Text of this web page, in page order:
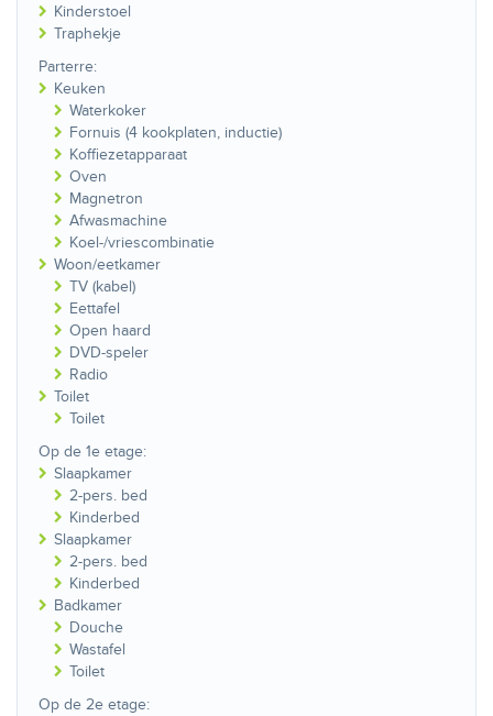
Kinderstoel
Traphekje
Parterre:
Keuken
Waterkoker
Fornuis (4 kookplaten, inductie)
Koffiezetapparaat
Oven
Magnetron
Afwasmachine
Koel-/vriescombinatie
Woon/eetkamer
TV (kabel)
Eettafel
Open haard
DVD-speler
Radio
Toilet
Toilet
Op de 1e etage:
Slaapkamer
2-pers. bed
Kinderbed
Slaapkamer
2-pers. bed
Kinderbed
Badkamer
Douche
Wastafel
Toilet
Op de 2e etage: